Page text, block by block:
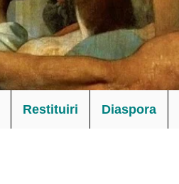
Restituiri Diaspora